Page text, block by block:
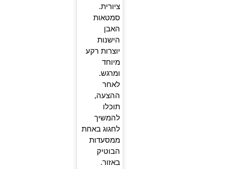
ציורית.
סמטאות
האבן
הישנות
יוצרות רקע
מיוחד
ומרגש.
לאחר
ההצעה,
תוכלו
להמשיך
לחגוג באחת
ממסעדות
הבוטיק
באזור.